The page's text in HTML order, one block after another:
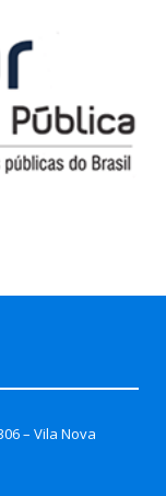
– Vila Nova